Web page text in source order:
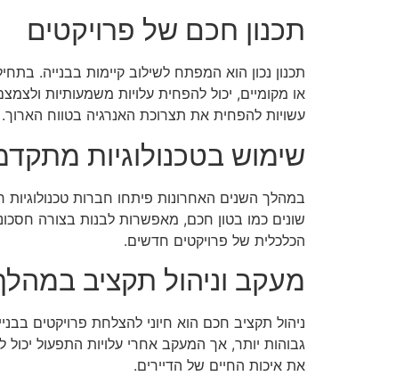
תכנון חכם של פרויקטים
תכנון נכון הוא המפתח לשילוב קיימות בבנייה.
או מקומיים, יכול להפחית עלויות משמעותיות
עשויות להפחית את תצרוכת האנרגיה בטווח הארוך.
שימוש בטכנולוגיות
במהלך השנים האחרונות פיתחו חברות
שונים כמו בטון חכם, מאפשרות לבנות בצורה
הכלכלית של פרויקטים חדשים.
מעקב וניהול תקציב
ניהול תקציב חכם הוא חיוני להצלחת פרויקטים
גבוהות יותר, אך המעקב אחרי עלויות התפעול
את איכות החיים של הדיירים.